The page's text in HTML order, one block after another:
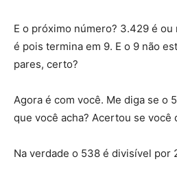
E o próximo número? 3.429 é
é pois termina em 9. E o 9 não
pares, certo?
Agora é com você. Me diga se o
que você acha? Acertou se você
Na verdade o 538 é divisível por